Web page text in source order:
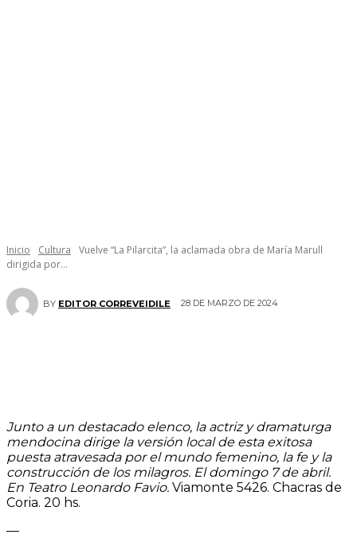
Inicio Cultura
Vuelve “La Pilarcita”, la aclamada obra de María Marull
dirigida por...
BY EDITOR CORREVEIDILE 28 DE MARZO DE 2024
Junto a un destacado elenco, la actriz y dramaturga
mendocina dirige la versión local de esta exitosa
puesta atravesada por el mundo femenino, la fe y la
construcción de los milagros. El domingo 7 de abril.
En Teatro Leonardo Favio. Viamonte 5426. Chacras de
Coria. 20 hs.
—